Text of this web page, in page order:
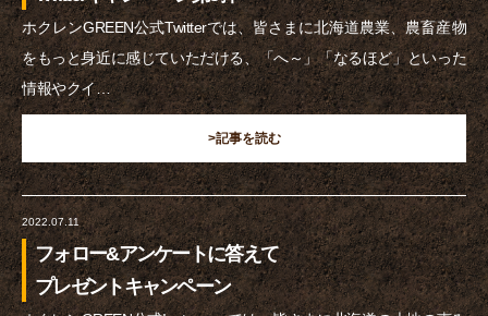
ホクレンGREEN公式Twitterでは、皆さまに北海道農業、農畜産物
をもっと身近に感じていただける、「へ～」「なるほど」といった
情報やクイ…
>記事を読む
2022.07.11
フォロー&アンケートに答えて
プレゼントキャンペーン